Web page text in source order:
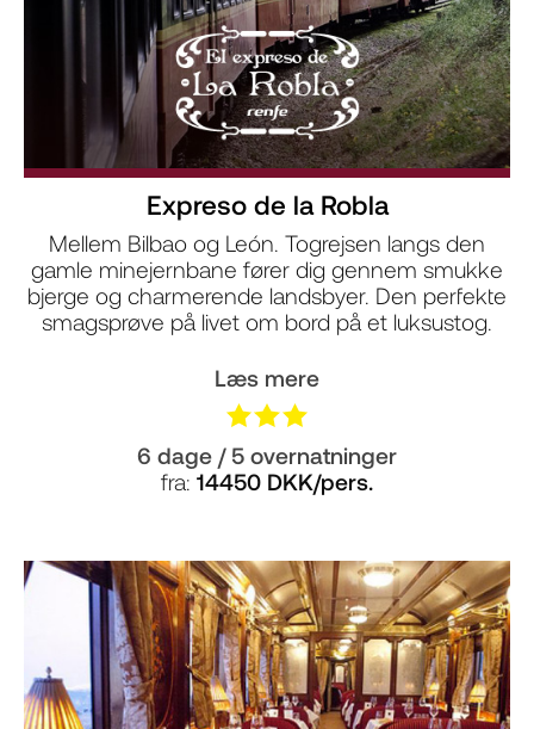
Expreso de la Robla
Mellem Bilbao og León. Togrejsen langs den
gamle minejernbane fører dig gennem smukke
bjerge og charmerende landsbyer. Den perfekte
smagsprøve på livet om bord på et luksustog.
Læs mere
6 dage / 5 overnatninger
fra: 14450 DKK/pers.